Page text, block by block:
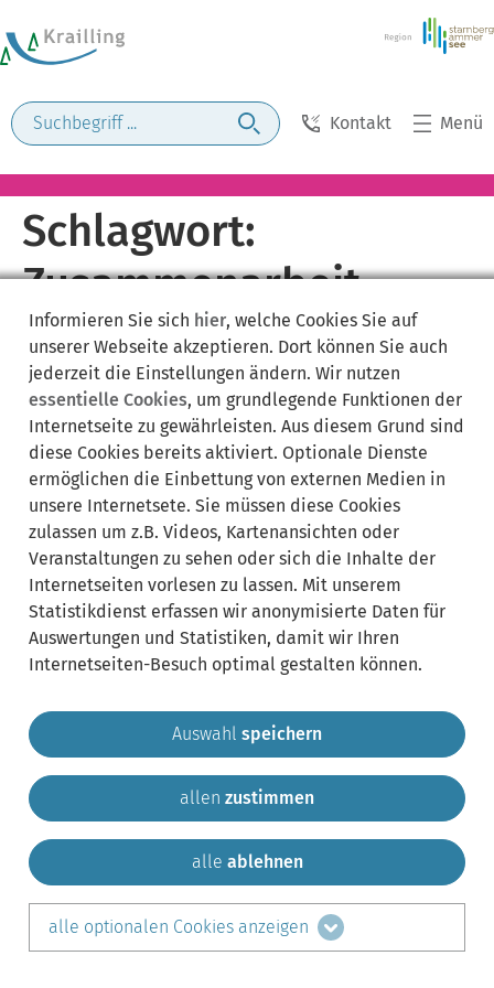
Kontakt Menü
Schlagwort:
Zusammenarbeit
Gemeinde Krailling Impressum
Sitemap
Kontakt
teilen auf:
LinkedIn
Informieren Sie sich hier, welche Cookies Sie auf
unserer Webseite akzeptieren. Dort können Sie auch
jederzeit die Einstellungen ändern. Wir nutzen
essentielle Cookies, um grundlegende Funktionen der
Internetseite zu gewährleisten. Aus diesem Grund sind
diese Cookies bereits aktiviert. Optionale Dienste
ermöglichen die Einbettung von externen Medien in
unsere Internetsete. Sie müssen diese Cookies
zulassen um z.B. Videos, Kartenansichten oder
Veranstaltungen zu sehen oder sich die Inhalte der
Internetseiten vorlesen zu lassen. Mit unserem
Statistikdienst erfassen wir anonymisierte Daten für
Auswertungen und Statistiken, damit wir Ihren
Internetseiten-Besuch optimal gestalten können.
Auswahl speichern
allen zustimmen
alle ablehnen
alle optionalen Cookies anzeigen